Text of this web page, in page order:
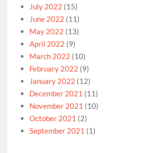
July 2022 (15)
June 2022 (11)
May 2022 (13)
April 2022 (9)
March 2022 (10)
February 2022 (9)
January 2022 (12)
December 2021 (11)
November 2021 (10)
October 2021 (2)
September 2021 (1)